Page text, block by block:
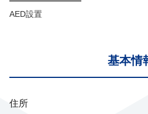
AED設置
基本情
住所